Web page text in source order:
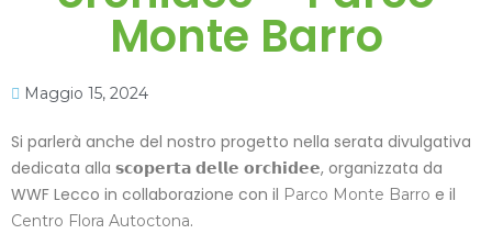
Monte Barro
Maggio 15, 2024
Si parlerà anche del nostro progetto nella serata divulgativa
dedicata alla 𝘀𝗰𝗼𝗽𝗲𝗿𝘁𝗮 𝗱𝗲𝗹𝗹𝗲 𝗼𝗿𝗰𝗵𝗶𝗱𝗲𝗲, organizzata da
WWF Lecco in collaborazione con il Parco Monte Barro e il
Centro Flora Autoctona.